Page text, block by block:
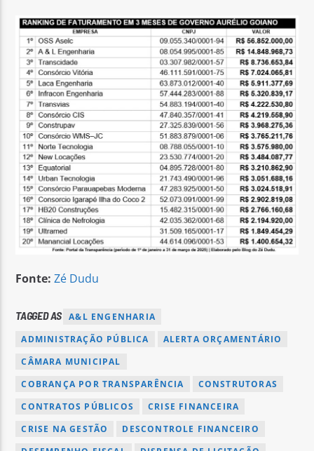
Fonte: Zé Dudu
TAGGED AS A&L ENGENHARIA
ADMINISTRAÇÃO PÚBLICA
ALERTA ORÇAMENTÁRIO
CÂMARA MUNICIPAL
COBRANÇA POR TRANSPARÊNCIA
CONSTRUTORAS
CONTRATOS PÚBLICOS
CRISE FINANCEIRA
CRISE NA GESTÃO
DESCONTROLE FINANCEIRO